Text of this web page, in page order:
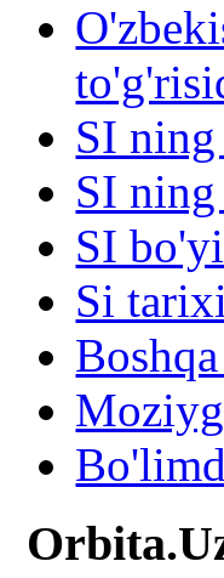
SI
SI
SI
Si tarixi